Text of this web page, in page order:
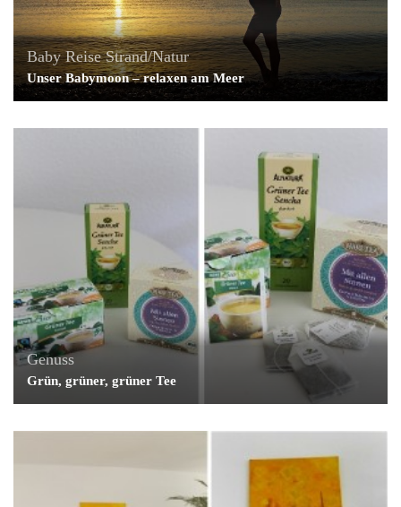
Baby Reise Strand/Natur
Unser Babymoon – relaxen am Meer
Genuss
Grün, grüner, grüner Tee